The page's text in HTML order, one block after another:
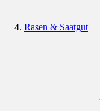
Rasen & Saatgut